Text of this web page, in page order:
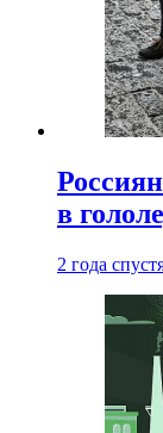
в
2 года